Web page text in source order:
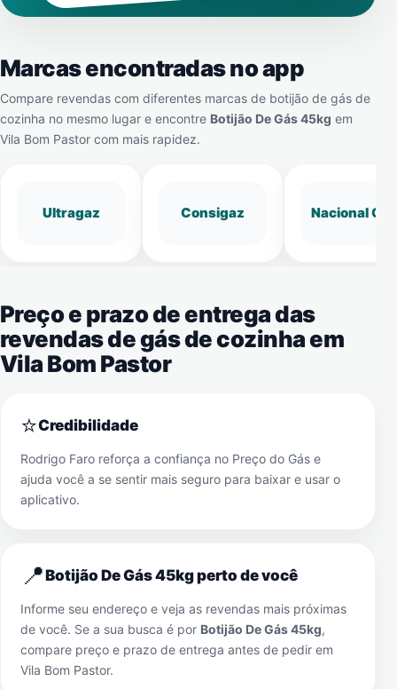
Marcas encontradas no app
Compare revendas com diferentes marcas de botijão de gás de
cozinha no mesmo lugar e encontre Botijão De Gás 45kg em
Vila Bom Pastor com mais rapidez.
Ultragaz Consigaz Nacional Gás
Preço e prazo de entrega das
revendas de gás de cozinha em
Vila Bom Pastor
⭐Credibilidade
Rodrigo Faro reforça a confiança no Preço do Gás e
ajuda você a se sentir mais seguro para baixar e usar o
aplicativo.
📍Botijão De Gás 45kg perto de você
Informe seu endereço e veja as revendas mais próximas
de você. Se a sua busca é por Botijão De Gás 45kg,
compare preço e prazo de entrega antes de pedir em
Vila Bom Pastor.